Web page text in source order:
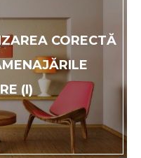
CORECTĂ
(I)